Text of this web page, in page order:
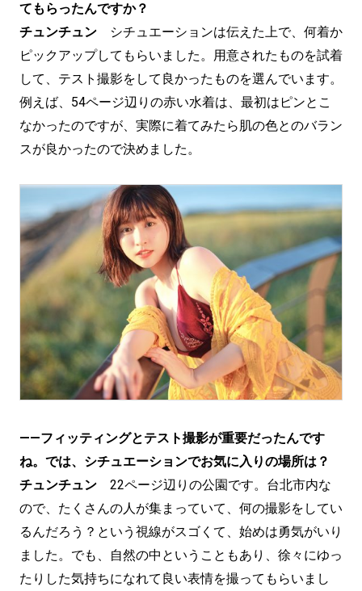
てもらったんですか？
チュンチュン シチュエーションは伝えた上で、何着か
ピックアップしてもらいました。用意されたものを試着
して、テスト撮影をして良かったものを選んでいます。
例えば、54ページ辺りの赤い水着は、最初はピンとこ
なかったのですが、実際に着てみたら肌の色とのバラン
スが良かったので決めました。
——フィッティングとテスト撮影が重要だったんです
ね。では、シチュエーションでお気に入りの場所は？
チュンチュン 22ページ辺りの公園です。台北市内な
ので、たくさんの人が集まっていて、何の撮影をしてい
るんだろう？という視線がスゴくて、始めは勇気がいり
ました。でも、自然の中ということもあり、徐々にゆっ
たりした気持ちになれて良い表情を撮ってもらいまし